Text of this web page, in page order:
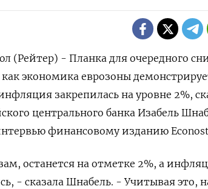
- Планка для очередного
как экономика еврозоны
закрепилась на уровне 2%,
центрального банка Изабель
финансовому изданию
останется на отметке 2%, а
- сказала Шнабель. - Учитывая это,